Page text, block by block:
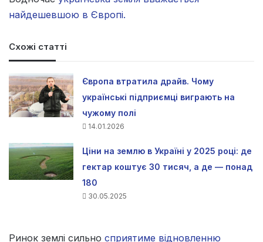
найдешевшою в Європі.
Схожі статті
Європа втратила драйв. Чому
українські підприємці виграють на
чужому полі
14.01.2026
Ціни на землю в Україні у 2025 році: де
гектар коштує 30 тисяч, а де — понад
180
30.05.2025
Ринок землі сильно сприятиме відновленню